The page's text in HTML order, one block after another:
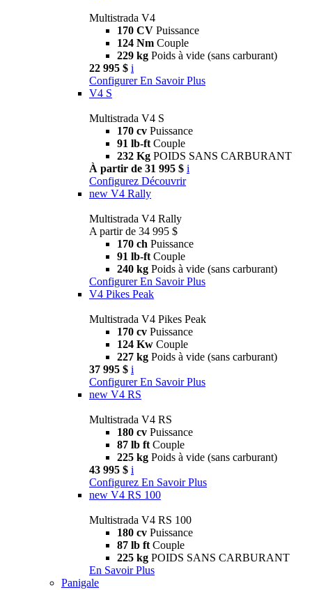
Multistrada V4
170 CV Puissance
124 Nm Couple
229 kg Poids à vide (sans carburant)
22 995 $ i
Configurer En Savoir Plus
V4 S
Multistrada V4 S
170 cv Puissance
91 lb-ft Couple
232 Kg POIDS SANS CARBURANT
À partir de 31 995 $ i
Configurez Découvrir
new V4 Rally
Multistrada V4 Rally
A partir de 34 995 $
170 ch Puissance
91 lb-ft Couple
240 kg Poids à vide (sans carburant)
Configurer En Savoir Plus
V4 Pikes Peak
Multistrada V4 Pikes Peak
170 cv Puissance
124 Kw Couple
227 kg Poids à vide (sans carburant)
37 995 $ i
Configurer En Savoir Plus
new V4 RS
Multistrada V4 RS
180 cv Puissance
87 lb ft Couple
225 kg Poids à vide (sans carburant)
43 995 $ i
Configurez En Savoir Plus
new V4 RS 100
Multistrada V4 RS 100
180 cv Puissance
87 lb ft Couple
225 kg POIDS SANS CARBURANT
En Savoir Plus
Panigale